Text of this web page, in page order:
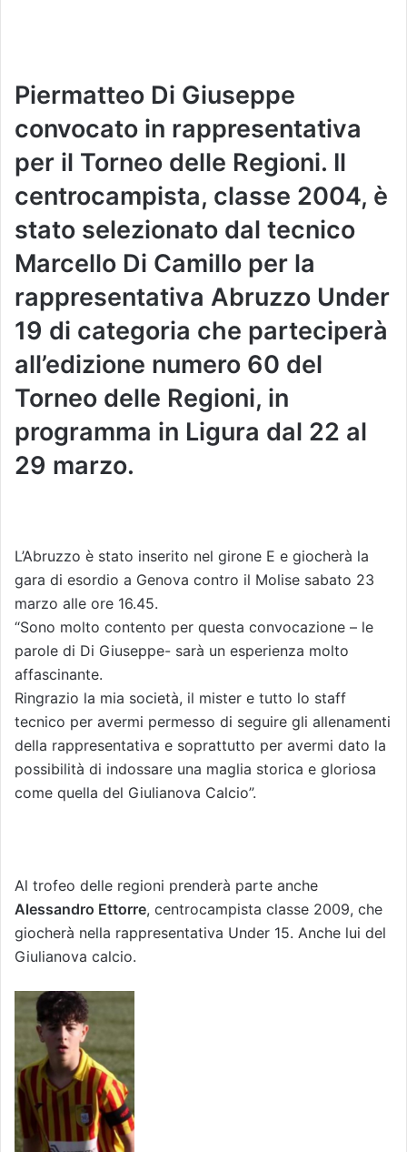
Piermatteo Di Giuseppe
convocato in rappresentativa
per il Torneo delle Regioni. Il
centrocampista, classe 2004, è
stato selezionato dal tecnico
Marcello Di Camillo per la
rappresentativa Abruzzo Under
19 di categoria che parteciperà
all’edizione numero 60 del
Torneo delle Regioni, in
programma in Ligura dal 22 al
29 marzo.
L’Abruzzo è stato inserito nel girone E e giocherà la
gara di esordio a Genova contro il Molise sabato 23
marzo alle ore 16.45.
“Sono molto contento per questa convocazione – le
parole di Di Giuseppe- sarà un esperienza molto
affascinante.
Ringrazio la mia società, il mister e tutto lo staff
tecnico per avermi permesso di seguire gli allenamenti
della rappresentativa e soprattutto per avermi dato la
possibilità di indossare una maglia storica e gloriosa
come quella del Giulianova Calcio”.
Al trofeo delle regioni prenderà parte anche
Alessandro Ettorre, centrocampista classe 2009, che
giocherà nella rappresentativa Under 15. Anche lui del
Giulianova calcio.